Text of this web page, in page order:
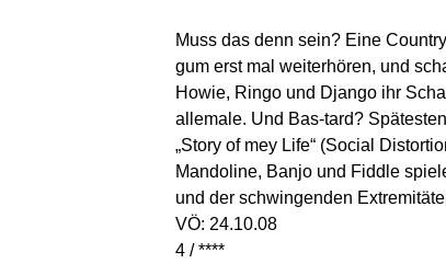
Muss das denn sein? Eine
gum erst mal weiterhören, und
Howie, Ringo und Django ihr
allemale. Und Bas-tard?
„Story of mey Life“ (Social
Mandoline, Banjo und Fiddle
und der schwingenden
VÖ: 24.10.08
4 / ****